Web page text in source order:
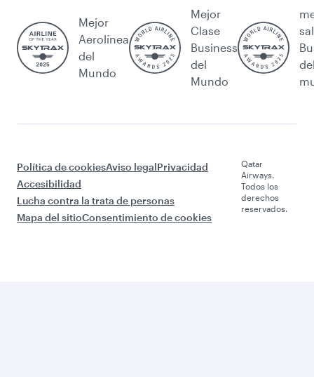
Mejor
Aerolínea
del
Mundo
Mejor
Clase
Business
del
Mundo
Política de cookiesAviso legalPrivacidad
Accesibilidad
Lucha contra la trata de personas
Mapa del sitioConsentimiento de cookies
Qatar
Airways.
Todos los
derechos
reservados.